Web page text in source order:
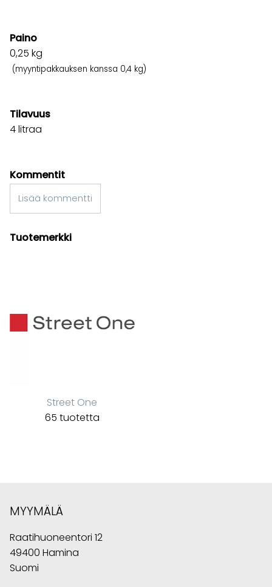
Paino
0,25 kg
(myyntipakkauksen kanssa 0,4 kg)
Tilavuus
4 litraa
Kommentit
Lisää kommentti
Tuotemerkki
Street One
65 tuotetta
MYYMÄLÄ
Raatihuoneentori 12
49400 Hamina
Suomi